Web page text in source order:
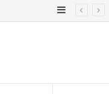
إضافة